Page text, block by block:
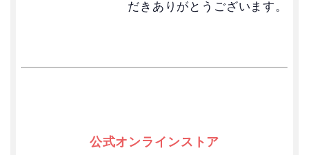
だきありがとうございます。
公式オンラインストア